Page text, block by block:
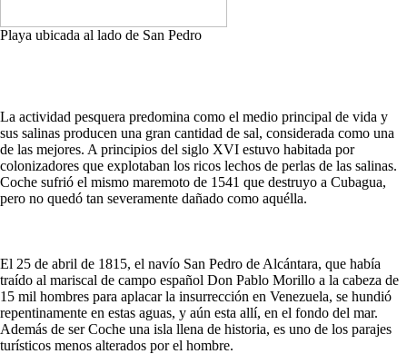
Playa ubicada al lado de San Pedro
La actividad pesquera predomina como el medio principal de vida y
sus salinas producen una gran cantidad de sal, considerada como una
de las mejores. A principios del siglo XVI estuvo habitada por
colonizadores que explotaban los ricos lechos de perlas de las salinas.
Coche sufrió el mismo maremoto de 1541 que destruyo a Cubagua,
pero no quedó tan severamente dañado como aquélla.
El 25 de abril de 1815, el navío San Pedro de Alcántara, que había
traído al mariscal de campo español Don Pablo Morillo a la cabeza de
15 mil hombres para aplacar la insurrección en Venezuela, se hundió
repentinamente en estas aguas, y aún esta allí, en el fondo del mar.
Además de ser Coche una isla llena de historia, es uno de los parajes
turísticos menos alterados por el hombre.